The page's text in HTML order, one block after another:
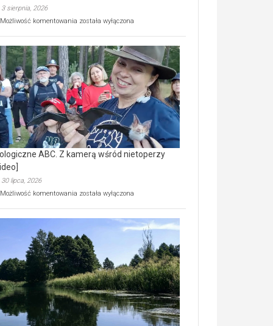
3 sierpnia, 2026
Możliwość komentowania Ekologiczne
–
prawdziwy
skarb
natury
[wideo]
została wyłączona
ABC. Z kamerą wśród nietoperzy
30 lipca, 2026
Możliwość komentowania Ekologiczne
wśród
nietoperzy
[wideo]
została wyłączona